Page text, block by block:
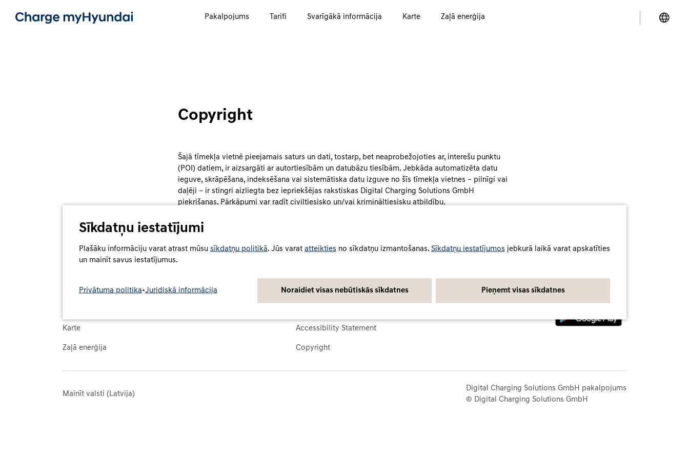
Pakalpojums Tarifi Svarīgākā informācija Karte Zaļā enerģija
Copyright
Šajā tīmekļa vietnē pieejamais saturs un dati, tostarp, bet neaprobežojoties ar, interešu punktu
(POI) datiem, ir aizsargāti ar autortiesībām un datubāzu tiesībām. Jebkāda automatizēta datu
ieguve, skrāpēšana, indeksēšana vai sistemātiska datu izguve no šīs tīmekļa vietnes – pilnīgi vai
daļēji – ir stingri aizliegta bez iepriekšējas rakstiskas Digital Charging Solutions GmbH
piekrišanas. Pārkāpumi var radīt civiltiesisko un/vai krimināltiesisku atbildību.
Pārskats
Karte
Zaļā enerģija
Atbalsts Juridiskā informācija
Privātuma politika
Accessibility Statement
Copyright
Sīkdatnes
Sīkdatņu iestatījumi
Lejupielādēt lietotni
Mainīt valsti (Latvija)
Digital Charging Solutions GmbH pakalpojums
© Digital Charging Solutions GmbH
Sīkdatņu iestatījumi
Plašāku informāciju varat atrast mūsu sīkdatņu politikā. Jūs varat atteikties no sīkdatņu izmantošanas. Sīkdatņu iestatījumos jebkurā laikā varat apskatīties
un mainīt savus iestatījumus.
Noraidiet visas nebūtiskās sīkdatnes Pieņemt visas sīkdatnes
Privātuma politika•Juridiskā informācija